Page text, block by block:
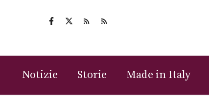
Notizie Storie Made in Italy